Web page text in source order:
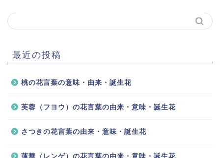
最近の投稿
桃の花言葉の意味・由来・誕生花
芙蓉（フヨウ）の花言葉の由来・意味・誕生花
さつきの花言葉の由来・意味・誕生花
蓮華（レンゲ）の花言葉の由来・意味・誕生花